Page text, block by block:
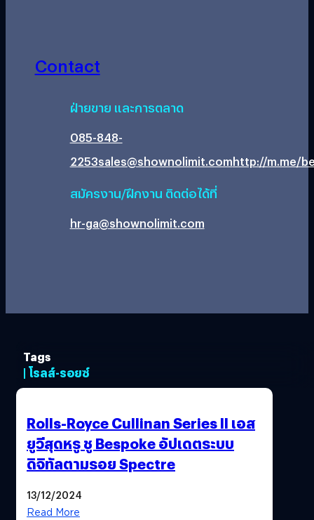
Contact
ฝ่ายขาย และการตลาด
085-848-
2253sales@shownolimit.comhttp://m.me/
สมัครงาน/ฝึกงาน ติดต่อได้ที่
hr-ga@shownolimit.com
Tags
| โรลส์-รอยซ์
Rolls-Royce Cullinan Series II เอส
ยูวีสุดหรู ชู Bespoke อัปเดตระบบ
ดิจิทัลตามรอย Spectre
13/12/2024
Read More